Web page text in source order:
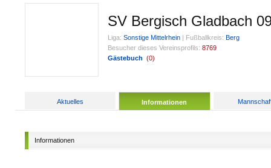
SV Bergisch Gladbach
Liga: Sonstige Mittelrhein | Fußballkreis: Berg
Besucher dieses Vereinsprofils: 8769
Gästebuch (0)
Aktuelles Informationen
Informationen